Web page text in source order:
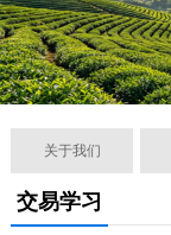
关于我们
交易学习